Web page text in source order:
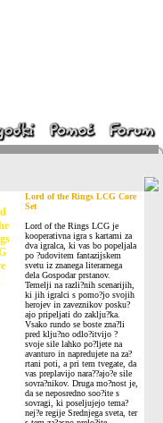
Lord of the Rings LCG Core
Set
Lord of the Rings LCG je
kooperativna igra s kartami za
dva igralca, ki vas bo popeljala
po ?udovitem fantazijskem
svetu iz znanega literarnega
dela Gospodar prstanov.
Temelji na razli?nih scenarijih,
ki jih igralci s pomo?jo svojih
herojev in zaveznikov posku?
ajo pripeljati do zaklju?ka.
Vsako rundo se boste zna?li
pred klju?no odlo?itvijo ?
svoje sile lahko po?ljete na
avanturo in napredujete na za?
rtani poti, a pri tem tvegate, da
vas preplavijo nara??ajo?e sile
sovra?nikov. Druga mo?nost je,
da se neposredno soo?ite s
sovragi, ki poseljujejo tema?
nej?e regije Srednjega sveta, ter